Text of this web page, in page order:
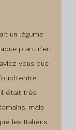
un légume
plant n’en
vous que
entre
il était très
mais
les Italiens